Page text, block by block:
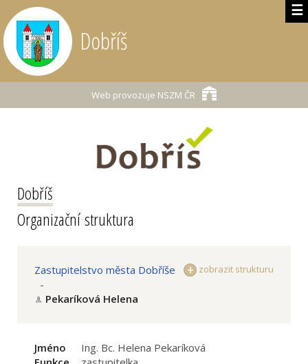
☰
Dobříš
Web provozuje NSZM ČR
Dobříš
Organizační struktura
zobrazit strukturu
Zastupitelstvo města Dobříše
-
Pekaríková Helena
Jméno
Ing. Bc. Helena Pekaríková